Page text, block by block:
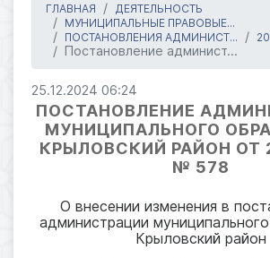
ГЛАВНАЯ
ДЕЯТЕЛЬНОСТЬ
МУНИЦИПАЛЬНЫЕ ПРАВОВЫЕ...
ПОСТАНОВЛЕНИЯ АДМИНИСТ...
Постановление админист...
25.12.2024 06:24
ПОСТАНОВЛЕНИЕ
МУНИЦИПАЛЬНОГО
КРЫЛОВСКИЙ РАЙОН ОТ
№ 578
О внесении изменения в
администрации
Крыловский район